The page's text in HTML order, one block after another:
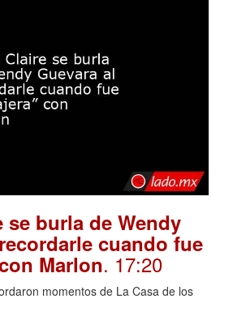
se burla de Wendy
cuando fue
Marlon. 17:20
momentos de La Casa de los